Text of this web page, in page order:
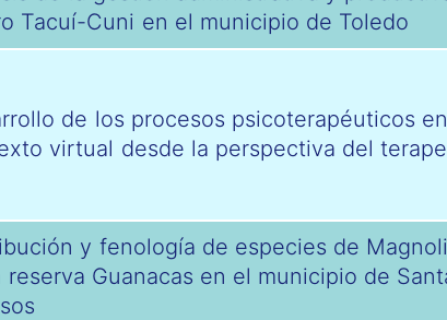
Tacuí-Cuni en el municipio de Toledo
de los procesos psicoterapéuticos
virtual desde la perspectiva del
y fenología de especies de
reserva Guanacas en el municipio de